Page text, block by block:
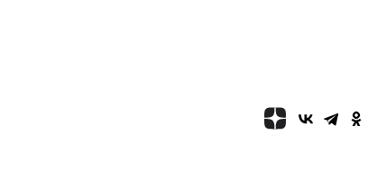
Пентагон озаботился